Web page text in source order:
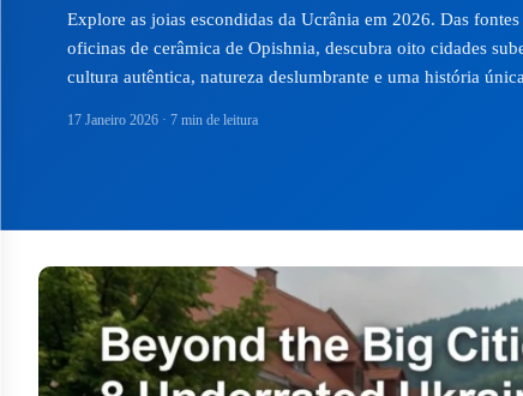
Explore as joias escondidas da Ucrânia em 2026. Das
oficinas de cerâmica de Opishnia, descubra oito cidades
cultura autêntica, natureza deslumbrante e uma história
17 Janeiro 2026 · 7 min de leitura